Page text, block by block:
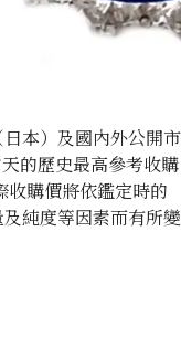
本）及國內外公開市
的歷史最高參考收購
收購價將依鑑定時的
純度等因素而有所變